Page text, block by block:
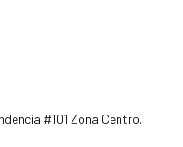
#101 Zona Centro.